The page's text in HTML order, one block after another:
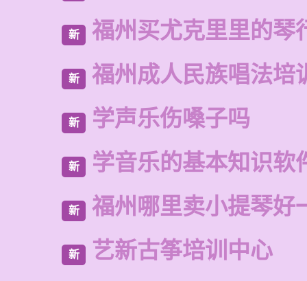
新 福州买尤克里里的琴
新 福州成人民族唱法培
新 学声乐伤嗓子吗
新 学音乐的基本知识软
新 福州哪里卖小提琴好
新 艺新古筝培训中心